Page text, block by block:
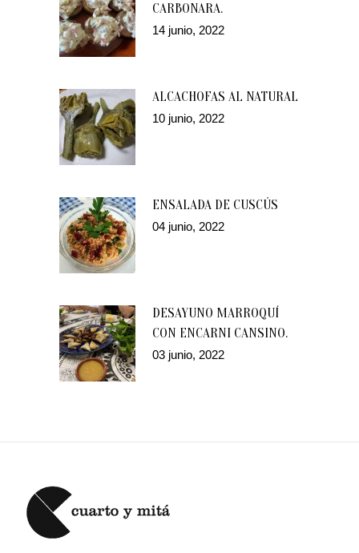
CARBONARA.
14 junio, 2022
ALCACHOFAS AL NATURAL
10 junio, 2022
ENSALADA DE CUSCÚS
04 junio, 2022
DESAYUNO MARROQUÍ
CON ENCARNI CANSINO.
03 junio, 2022